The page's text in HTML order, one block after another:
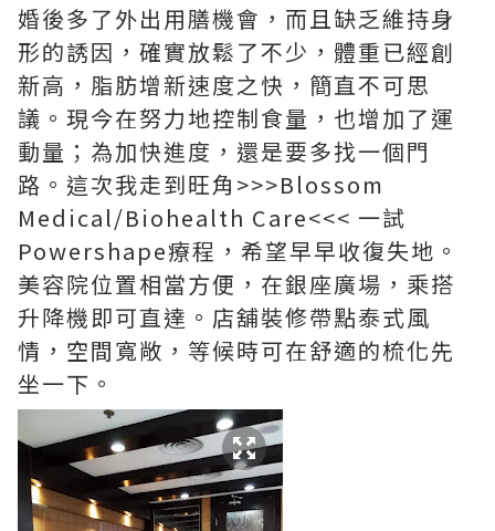
婚後多了外出用膳機會，而且缺乏維持身
形的誘因，確實放鬆了不少，體重已經創
新高，脂肪增新速度之快，簡直不可思
議。現今在努力地控制食量，也增加了運
動量；為加快進度，還是要多找一個門
路。這次我走到旺角>>>Blossom
Medical/Biohealth Care<<< 一試
Powershape療程，希望早早收復失地。
美容院位置相當方便，在銀座廣場，乘搭
升降機即可直達。店舖裝修帶點泰式風
情，空間寬敞，等候時可在舒適的梳化先
坐一下。